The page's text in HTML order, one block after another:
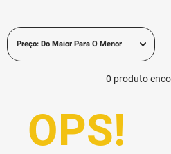
Preço: Do Maior Para O Menor
0 produto